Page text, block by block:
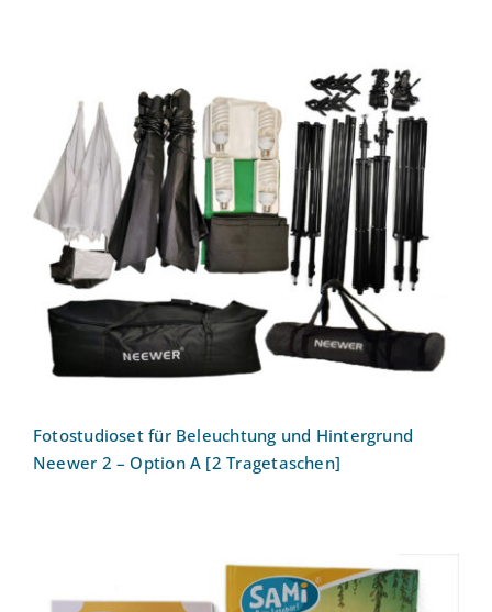
Fotostudioset für Beleuchtung und
Hintergrund Neewer 2 – Option A [2
Tragetaschen]
Fotostudioset für Beleuchtung und Hintergrund
Neewer 2 – Option A [2 Tragetaschen]